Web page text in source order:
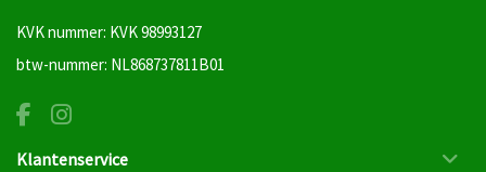
KVK nummer: KVK 98993127
btw-nummer: NL868737811B01
Klantenservice